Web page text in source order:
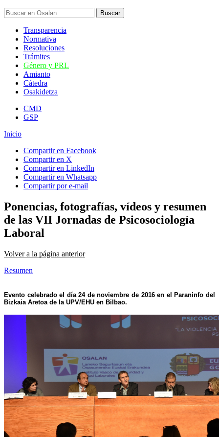
Transparencia
Normativa
Resoluciones
Trámites
Género y PRL
Amianto
Cátedra
Osakidetza
CMD
GSP
Inicio
Compartir en Facebook
Compartir en X
Compartir en LinkedIn
Compartir en Whatsapp
Compartir por e-mail
Ponencias, fotografías, vídeos y resumen
de las VII Jornadas de Psicosociología
Laboral
Volver a la página anterior
Resumen
Evento celebrado el día 24 de noviembre de 2016 en el Paraninfo del
Bizkaia Aretoa de la UPV/EHU en Bilbao.